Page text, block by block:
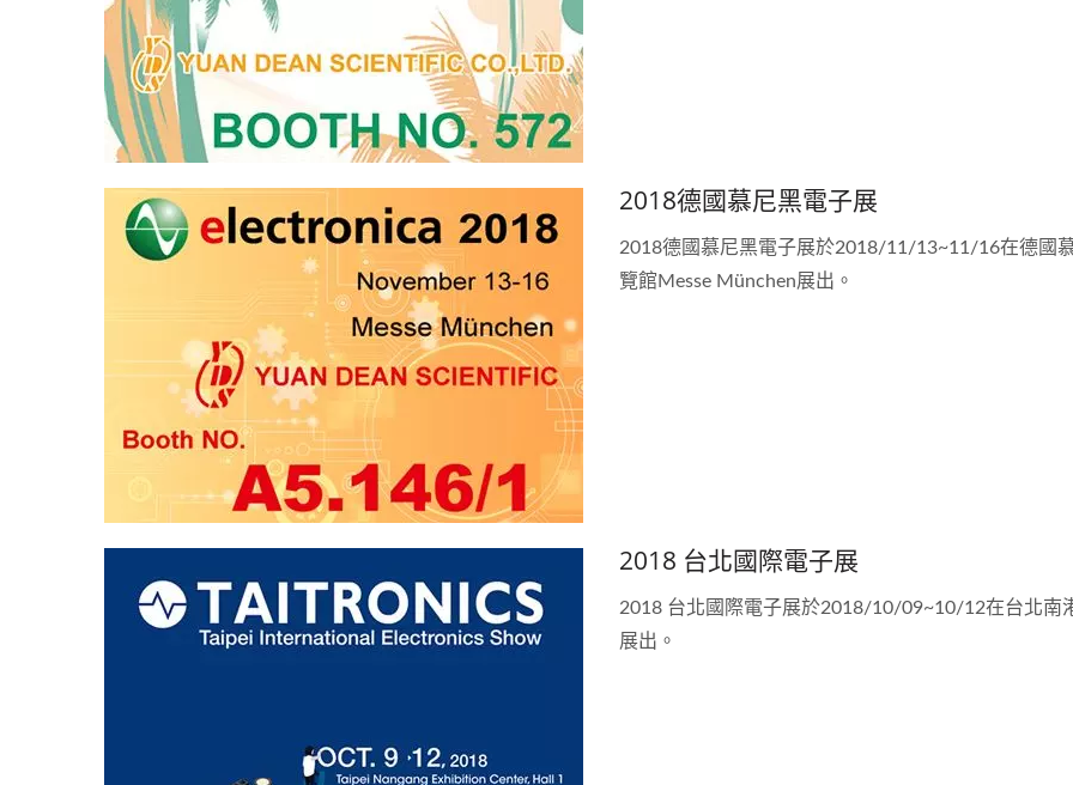
2018德國慕尼黑電子展
2018德國慕尼黑電子展於2018/11/13~11/16在德國
覽館Messe München展出。
2018 台北國際電子展
2018 台北國際電子展於2018/10/09~10/12在台北南
展出。